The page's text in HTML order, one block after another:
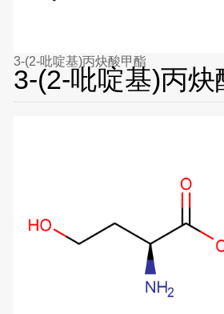
3-(2-吡啶基)丙炔酸甲酯
3-(2-吡啶基)丙炔